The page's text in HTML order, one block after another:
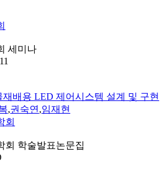
세미나
배용 LED 제어시스템 설계 및 구현
,권숙연,임재현
회
회 학술발표논문집